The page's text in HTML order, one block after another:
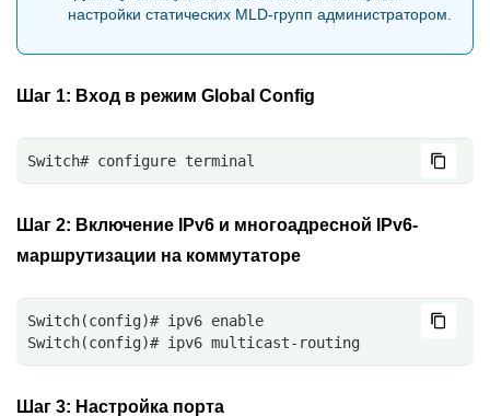
настройки статических MLD-групп администратором.
Шаг 1: Вход в режим Global Config
Switch# configure terminal
Шаг 2: Включение IPv6 и многоадресной IPv6-
маршрутизации на коммутаторе
Switch(config)# ipv6 enable
Switch(config)# ipv6 multicast-routing
Шаг 3: Настройка порта